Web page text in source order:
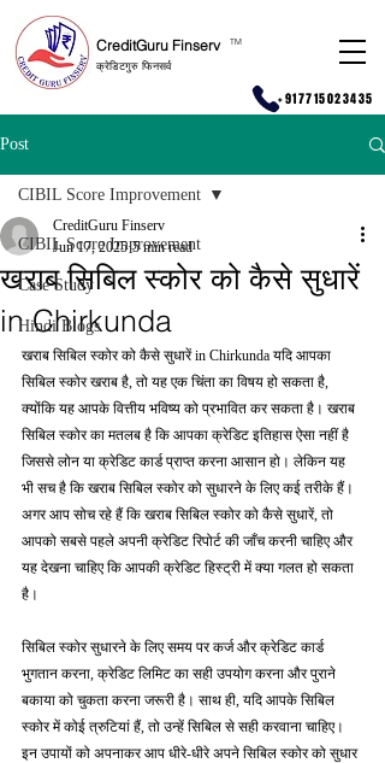
CreditGuru Finserv
क्रेडिटगुरु फिनसर्व
TM
+917715023435
Post
CIBIL Score Improvement
Case Study
Hindi Blogs
CIBIL Score Improvement
खराब सिबिल स्कोर को कैसे सुधारें
in Chirkunda
CreditGuru Finserv
Jun 17, 2025 5 min read
खराब सिबिल स्कोर को कैसे सुधारें in Chirkunda यदि आपका
सिबिल स्कोर खराब है, तो यह एक चिंता का विषय हो सकता है,
क्योंकि यह आपके वित्तीय भविष्य को प्रभावित कर सकता है। खराब
सिबिल स्कोर का मतलब है कि आपका क्रेडिट इतिहास ऐसा नहीं है
जिससे लोन या क्रेडिट कार्ड प्राप्त करना आसान हो। लेकिन यह
भी सच है कि खराब सिबिल स्कोर को सुधारने के लिए कई तरीके हैं।
अगर आप सोच रहे हैं कि खराब सिबिल स्कोर को कैसे सुधारें, तो
आपको सबसे पहले अपनी क्रेडिट रिपोर्ट की जाँच करनी चाहिए और
यह देखना चाहिए कि आपकी क्रेडिट हिस्ट्री में क्या गलत हो सकता
है।
सिबिल स्कोर सुधारने के लिए समय पर कर्ज और क्रेडिट कार्ड
भुगतान करना, क्रेडिट लिमिट का सही उपयोग करना और पुराने
बकाया को चुकता करना जरूरी है। साथ ही, यदि आपके सिबिल
स्कोर में कोई त्रुटियां हैं, तो उन्हें सिबिल से सही करवाना चाहिए।
इन उपायों को अपनाकर आप धीरे-धीरे अपने सिबिल स्कोर को सुधार